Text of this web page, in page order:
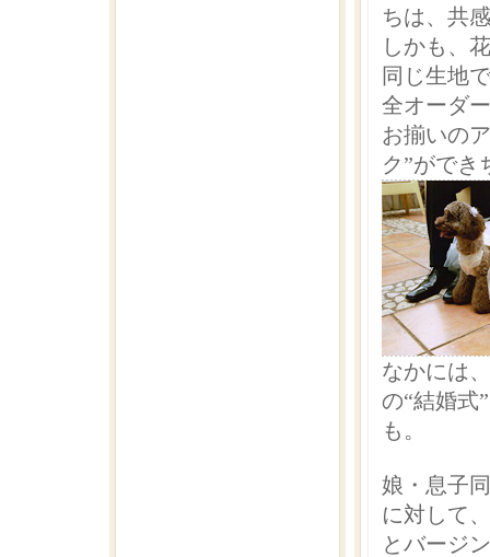
ちは、共
しかも、
同じ生地
全オーダ
お揃いの
ク”ができ
なかには
の“結婚式
も。
娘・息子
に対して
とバージ